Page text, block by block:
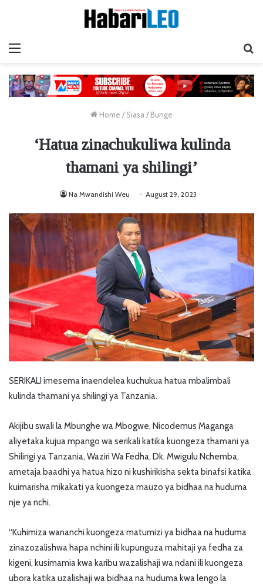
Home / Siasa/ Bunge
‘Hatua zinachukuliwa kulinda
thamani ya shilingi’
Na Mwandishi Weu August 29, 2023
SERIKALI imesema inaendelea kuchukua hatua mbalimbali
kulinda thamani ya shilingi ya Tanzania.
Akijibu swali la Mbunghe wa Mbogwe, Nicodemus Maganga
aliyetaka kujua mpango wa serikali katika kuongeza thamani ya
Shilingi ya Tanzania, Waziri Wa Fedha, Dk. Mwigulu Nchemba,
ametaja baadhi ya hatua hizo ni kushirikisha sekta binafsi katika
kuimarisha mikakati ya kuongeza mauzo ya bidhaa na huduma
nje ya nchi.
“Kuhimiza wananchi kuongeza matumizi ya bidhaa na huduma
zinazozalishwa hapa nchini ili kupunguza mahitaji ya fedha za
kigeni, kusimamia kwa karibu wazalishaji wa ndani ili kuongeza
ubora katika uzalishaji wa bidhaa na huduma kwa lengo la